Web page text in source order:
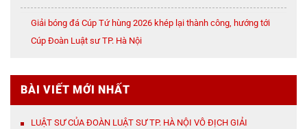
NỘI
Giải bóng đá Cúp Tứ hùng 2026 khép lại thành công, hướng tới
Cúp Đoàn Luật sư TP. Hà Nội
BÀI VIẾT MỚI NHẤT
LUẬT SƯ CỦA ĐOÀN LUẬT SƯ TP. HÀ NỘI VÔ ĐỊCH GIẢI